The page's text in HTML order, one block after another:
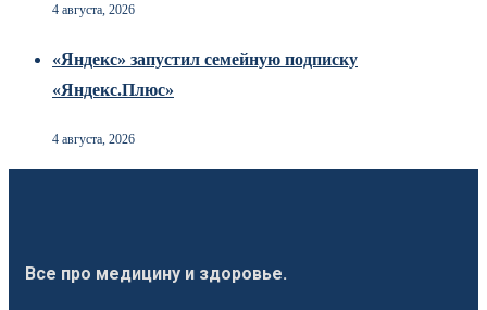
4 августа, 2026
«Яндекс» запустил семейную подписку
«Яндекс.Плюс»
4 августа, 2026
Все про медицину и здоровье.